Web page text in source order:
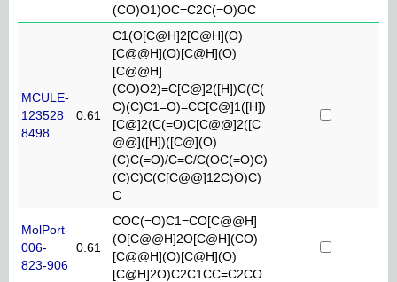
(CO)O1)OC=C2C(=O)OC
MCULE-
123528
8498
0.61
C1(O[C@H]2[C@H](O)
[C@@H](O)[C@H](O)
[C@@H]
(CO)O2)=C[C@]2([H])C(C(
C)(C)C1=O)=CC[C@]1([H])
[C@]2(C(=O)C[C@@]2([C
@@]([H])([C@](O)
(C)C(=O)/C=C/C(OC(=O)C)
(C)C)C(C[C@@]12C)O)C)
C
MolPort-
006-
823-906
0.61
COC(=O)C1=CO[C@@H]
(O[C@@H]2O[C@H](CO)
[C@@H](O)[C@H](O)
[C@H]2O)C2C1CC=C2CO